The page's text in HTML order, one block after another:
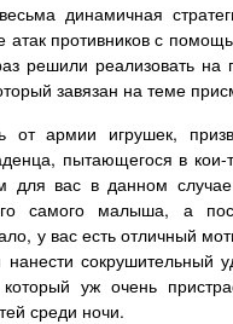
весьма динамичная
атак противников с
решили реализовать
завязан на теме
от армии игрушек,
пытающегося в кои-
для вас в данном
самого малыша, а
у вас есть отличный
нанести сокрушительный
уж очень
среди ночи.